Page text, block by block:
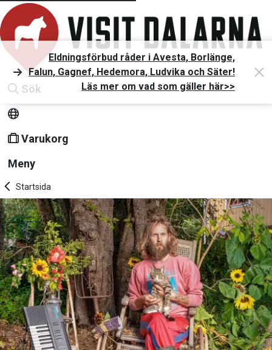
Sök
Varukorg
Meny
Eldningsförbud råder i Avesta, Borlänge,
Falun, Gagnef, Hedemora, Ludvika och Säter!
Läs mer om vad som gäller här>>
Startsida